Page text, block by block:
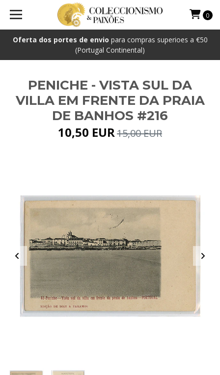
Oferta dos portes de envio para compras superioes a €50
(Portugal Continental)
0
PENICHE - VISTA SUL DA
VILLA EM FRENTE DA PRAIA
DE BANHOS #216
10,50 EUR15,00 EUR